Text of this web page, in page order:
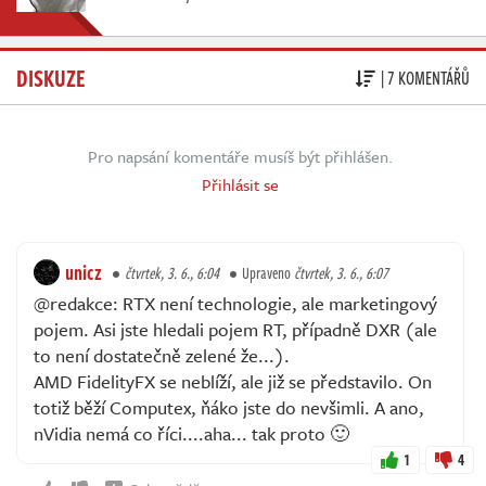
DISKUZE | 7 KOMENTÁŘŮ
Pro napsání komentáře musíš být přihlášen.
Přihlásit se
unicz čtvrtek, 3. 6., 6:04 Upravenočtvrtek, 3. 6., 6:07
@redakce: RTX není technologie, ale marketingový
pojem. Asi jste hledali pojem RT, případně DXR (ale
to není dostatečně zelené že...).
AMD FidelityFX se neblíží, ale již se představilo. On
totiž běží Computex, ňáko jste do nevšimli. A ano,
nVidia nemá co říci....aha... tak proto 🙂
1 4